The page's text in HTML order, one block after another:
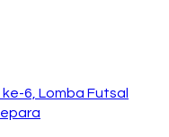
6, Lomba Futsal